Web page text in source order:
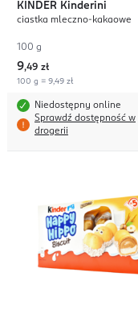
KINDER Kinderini
ciastka mleczno-kakaowe
100 g
9,49 zł
100 g = 9,49 zł
Niedostępny online
Sprawdź dostępność w
drogerii